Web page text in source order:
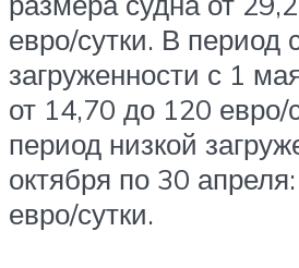
евро/сутки. В период
загруженности с 1
от 14,70 до 120 евро/
период низкой
октября по 30
евро/сутки.